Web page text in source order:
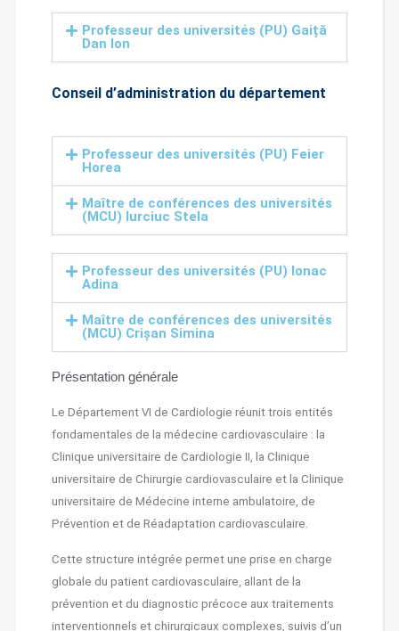
Professeur des universités (PU) Gaiță
Dan Ion
Conseil d’administration du département
Professeur des universités (PU) Feier
Horea
Maître de conférences des universités
(MCU) Iurciuc Stela
Professeur des universités (PU) Ionac
Adina
Maître de conférences des universités
(MCU) Crișan Simina
Présentation générale
Le Département VI de Cardiologie réunit trois entités
fondamentales de la médecine cardiovasculaire : la
Clinique universitaire de Cardiologie II, la Clinique
universitaire de Chirurgie cardiovasculaire et la Clinique
universitaire de Médecine interne ambulatoire, de
Prévention et de Réadaptation cardiovasculaire.
Cette structure intégrée permet une prise en charge
globale du patient cardiovasculaire, allant de la
prévention et du diagnostic précoce aux traitements
interventionnels et chirurgicaux complexes, suivis d’un